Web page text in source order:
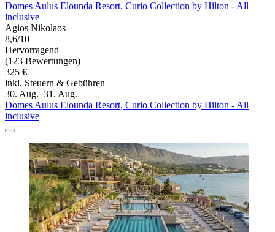
Domes Aulus Elounda Resort, Curio Collection by Hilton - All
inclusive
Agios Nikolaos
8,6/10
Hervorragend
(123 Bewertungen)
325 €
inkl. Steuern & Gebühren
30. Aug.–31. Aug.
Domes Aulus Elounda Resort, Curio Collection by Hilton - All
inclusive